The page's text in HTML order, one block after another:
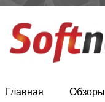
Главная Обзоры